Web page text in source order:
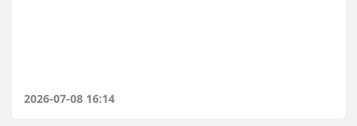
2026-07-08 16:14